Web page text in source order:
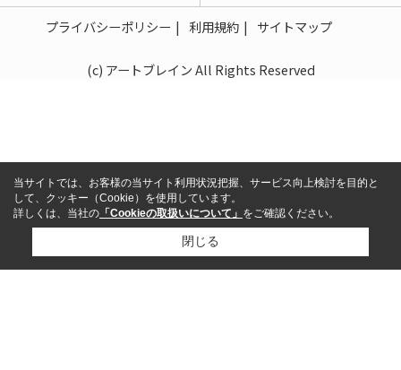
プライバシーポリシー 利用規約 サイトマップ
(c) アートブレイン All Rights Reserved
当サイトでは、お客様の当サイト利用状況把握、サービス向上検討を目的と
して、クッキー（Cookie）を使用しています。
詳しくは、当社の 「Cookieの取扱いについて」 をご確認ください。
閉じる